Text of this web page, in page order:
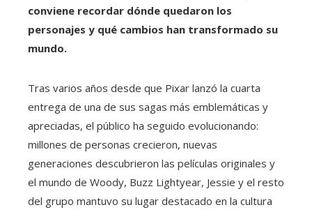
conviene recordar dónde quedaron los
personajes y qué cambios han transformado su
mundo.
Tras varios años desde que Pixar lanzó la cuarta
entrega de una de sus sagas más emblemáticas y
apreciadas, el público ha seguido evolucionando:
millones de personas crecieron, nuevas
generaciones descubrieron las películas originales y
el mundo de Woody, Buzz Lightyear, Jessie y el resto
del grupo mantuvo su lugar destacado en la cultura